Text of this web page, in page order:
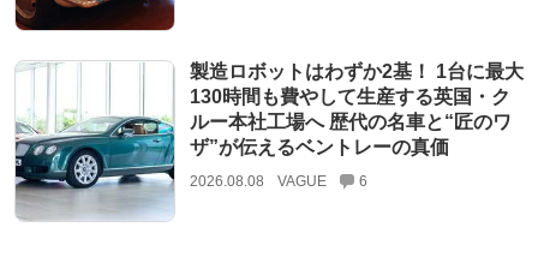
製造ロボットはわずか2基！ 1台に最大
130時間も費やして生産する英国・ク
ルー本社工場へ 歴代の名車と“匠のワ
ザ”が伝えるベントレーの真価
2026.08.08 VAGUE 6